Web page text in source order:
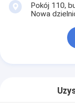
Pokój 110,
Nowa